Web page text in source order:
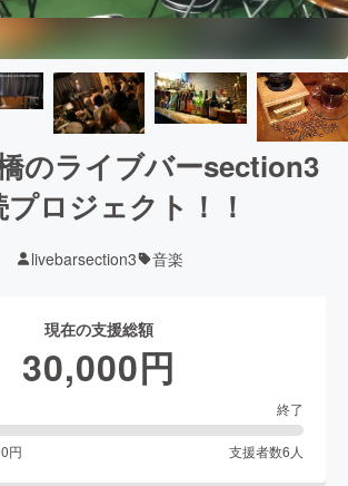
のライブバーsection3
ロジェクト！！
livebarsection3 音楽
現在の支援総額
30,000円
終了
円 支援者数6 人